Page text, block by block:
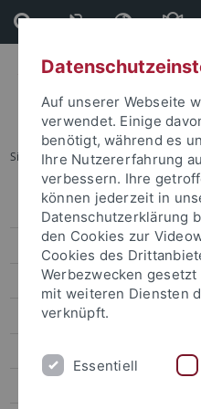
Direkt
zum
Inhalt
Direkt
zur
Fußleiste
Sie sind hier: Startseite ...
Angebote für Lehrkräfte und
Angebote für Kinder und
Angebote für Bürgerinnen und
Angebote für Vereine,
Auf unserer Webseite
verwendet. Einige
benötigt, während es
Ihre Nutzererfahrung
verbessern. Ihre
können jederzeit in
Datenschutzerklärung
den Cookies zur
Cookies des
Werbezwecken
mit weiteren Diensten
verknüpft.
Essentiell